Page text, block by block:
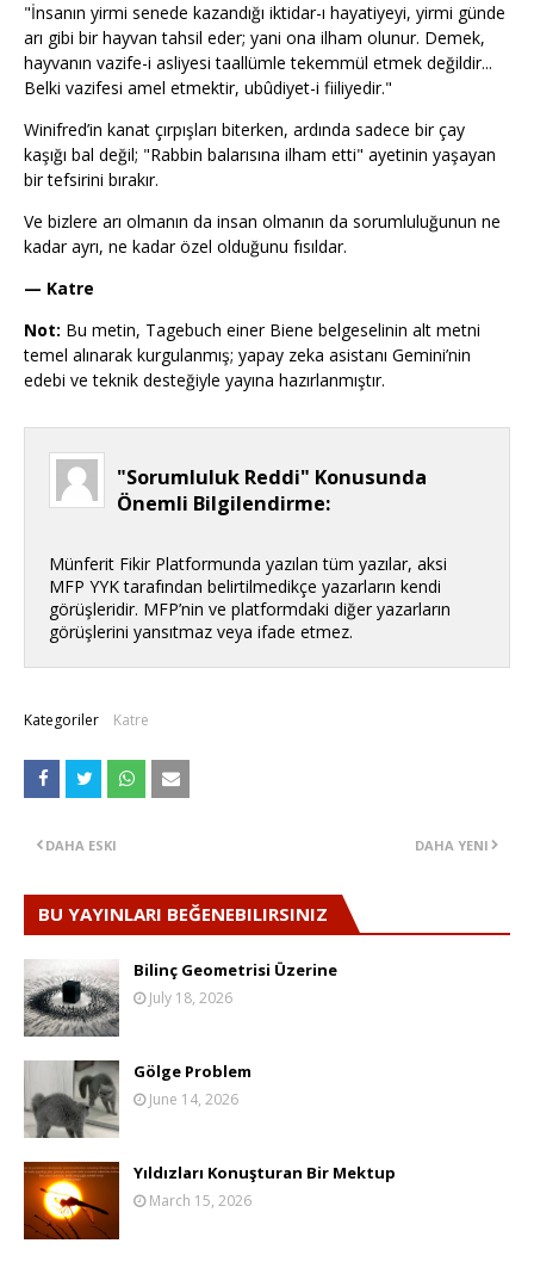
"İnsanın yirmi senede kazandığı iktidar-ı hayatiyeyi, yirmi günde
arı gibi bir hayvan tahsil eder; yani ona ilham olunur. Demek,
hayvanın vazife-i asliyesi taallümle tekemmül etmek değildir...
Belki vazifesi amel etmektir, ubûdiyet-i fiiliyedir."
Winifred’in kanat çırpışları biterken, ardında sadece bir çay
kaşığı bal değil; "Rabbin balarısına ilham etti" ayetinin yaşayan
bir tefsirini bırakır.
Ve bizlere arı olmanın da insan olmanın da sorumluluğunun ne
kadar ayrı, ne kadar özel olduğunu fısıldar.
— Katre
Not: Bu metin, Tagebuch einer Biene belgeselinin alt metni
temel alınarak kurgulanmış; yapay zeka asistanı Gemini’nin
edebi ve teknik desteğiyle yayına hazırlanmıştır.
"Sorumluluk Reddi" Konusunda
Önemli Bilgilendirme:
Münferit Fikir Platformunda yazılan tüm yazılar, aksi
MFP YYK tarafından belirtilmedikçe yazarların kendi
görüşleridir. MFP’nin ve platformdaki diğer yazarların
görüşlerini yansıtmaz veya ifade etmez.
Kategoriler Katre
DAHA YENI
DAHA ESKI
BU YAYINLARI BEĞENEBILIRSINIZ
Bilinç Geometrisi Üzerine
July 18, 2026
Gölge Problem
June 14, 2026
Yıldızları Konuşturan Bir Mektup
March 15, 2026